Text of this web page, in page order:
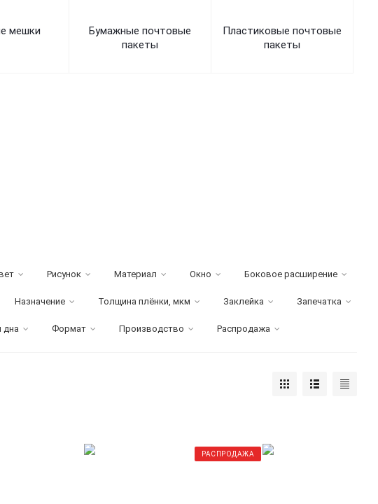
мешки
Бумажные почтовые
пакеты
Пластиковые почтовые
пакеты
Рисунок Материал Окно Боковое расширение
Назначение Толщина плёнки, мкм Заклейка Запечатка
дна Формат Производство Распродажа
РАСПРОДАЖА